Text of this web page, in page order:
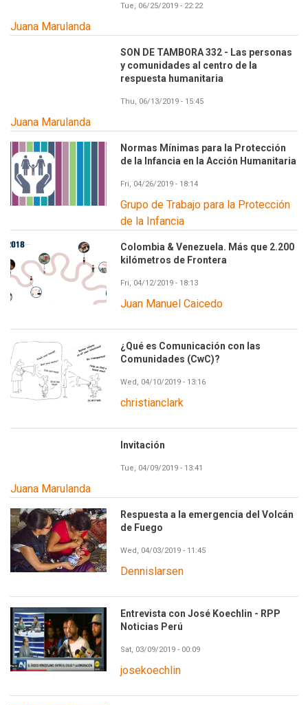
Tue, 06/25/2019 - 22:22
Juana Marulanda
SON DE TAMBORA 332 - Las personas
y comunidades al centro de la
respuesta humanitaria
Thu, 06/13/2019 - 15:45
Juana Marulanda
Normas Mínimas para la Protección
de la Infancia en la Acción Humanitaria
Fri, 04/26/2019 - 18:14
Grupo de Trabajo para la Protección
de la Infancia
Colombia & Venezuela. Más que 2.200
kilómetros de Frontera
Fri, 04/12/2019 - 18:13
Juan Manuel Caicedo
¿Qué es Comunicación con las
Comunidades (CwC)?
Wed, 04/10/2019 - 13:16
christianclark
Invitación
Tue, 04/09/2019 - 13:41
Juana Marulanda
Respuesta a la emergencia del Volcán
de Fuego
Wed, 04/03/2019 - 11:45
Dennislarsen
Entrevista con José Koechlin - RPP
Noticias Perú
Sat, 03/09/2019 - 00:09
josekoechlin